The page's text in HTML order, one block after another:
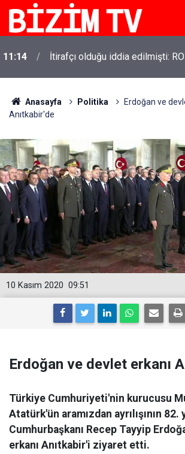
11:14 İtirafçı olduğu iddia edilmişti:
Anasayfa Politika
Erdoğan ve
Anıtkabir'de
09:51
10 Kasım 2020
Erdoğan ve devlet erkanı
Türkiye Cumhuriyeti'nin kurucusu
Atatürk'ün aramızdan ayrılışının 82.
Cumhurbaşkanı Recep Tayyip
erkanı Anıtkabir'i ziyaret etti.